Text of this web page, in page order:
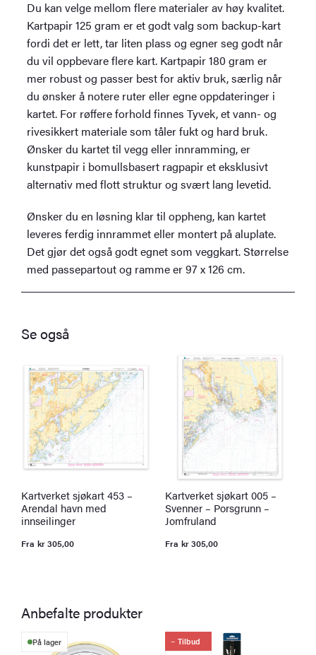
Du kan velge mellom flere materialer av høy kvalitet.
Kartpapir 125 gram er et godt valg som backup-kart
fordi det er lett, tar liten plass og egner seg godt når
du vil oppbevare flere kart. Kartpapir 180 gram er
mer robust og passer best for aktiv bruk, særlig når
du ønsker å notere ruter eller egne oppdateringer i
kartet. For røffere forhold finnes Tyvek, et vann- og
rivesikkert materiale som tåler fukt og hard bruk.
Ønsker du kartet til vegg eller innramming, er
kunstpapir i bomullsbasert ragpapir et eksklusivt
alternativ med flott struktur og svært lang levetid.
Ønsker du en løsning klar til oppheng, kan kartet
leveres ferdig innrammet eller montert på aluplate.
Det gjør det også godt egnet som veggkart. Størrelse
med passepartout og ramme er 97 x 126 cm.
Se også
Kartverket sjøkart 453 –
Arendal havn med
innseilinger
Fra kr305,00
Kartverket sjøkart 005 –
Svenner – Porsgrunn –
Jomfruland
Fra kr305,00
Anbefalte produkter
På lager
Tilbud